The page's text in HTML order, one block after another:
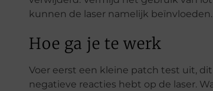
kunnen de laser namelijk beïnvloeden.
Hoe ga je te werk
Voer eerst een kleine patch test uit,
negatieve reacties hebt op de laser.